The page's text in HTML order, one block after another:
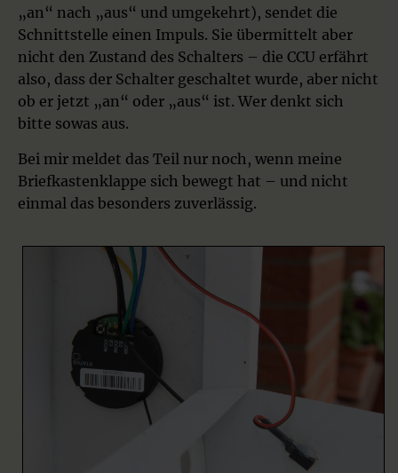
„an“ nach „aus“ und umgekehrt), sendet die
Schnittstelle einen Impuls. Sie übermittelt aber
nicht den Zustand des Schalters – die CCU erfährt
also, dass der Schalter geschaltet wurde, aber nicht
ob er jetzt „an“ oder „aus“ ist. Wer denkt sich
bitte sowas aus.
Bei mir meldet das Teil nur noch, wenn meine
Briefkastenklappe sich bewegt hat – und nicht
einmal das besonders zuverlässig.